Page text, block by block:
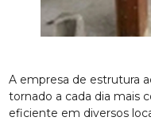
A empresa de estrutura
tornado a cada dia mais
eficiente em diversos